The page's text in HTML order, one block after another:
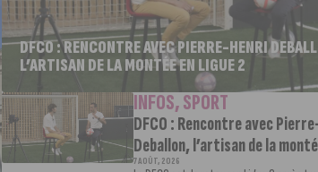
DFCO : RENCONTRE AVEC PIERRE-HENRI
L’ARTISAN DE LA MONTÉE EN LIGUE 2
INFOS,SPORT
DFCO : Rencontre avec
Deballon, l’artisan de la
7 AOÛT, 2026